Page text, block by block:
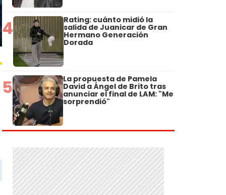
4 Rating: cuánto midió la
salida de Juanicar de Gran
Hermano Generación
Dorada
5 La propuesta de Pamela
David a Ángel de Brito tras
anunciar el final de LAM: "Me
sorprendió"